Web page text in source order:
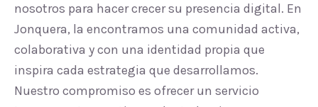
nosotros para hacer crecer su presencia digital. En
Jonquera, la encontramos una comunidad activa,
colaborativa y con una identidad propia que
inspira cada estrategia que desarrollamos.
Nuestro compromiso es ofrecer un servicio